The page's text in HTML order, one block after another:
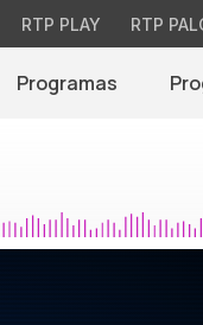
RTP PLAY RTP
Programas